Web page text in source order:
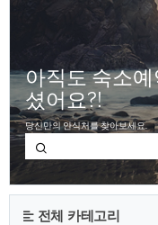
전체 카테고리